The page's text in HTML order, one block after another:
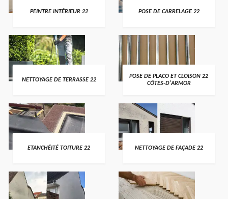
PEINTRE INTÉRIEUR 22 POSE DE CARRELAGE 22
NETTOYAGE DE TERRASSE 22
POSE DE PLACO ET CLOISON 22
CÔTES-D'ARMOR
ETANCHÉITÉ TOITURE 22 NETTOYAGE DE FAÇADE 22